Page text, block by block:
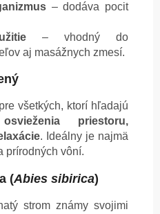
– dodáva pocit
– vhodný do
aj masážnych zmesí.
všetkých, ktorí hľadajú
priestoru,
. Ideálny je najmä
prírodných vôní.
(Abies sibirica)
strom známy svojimi